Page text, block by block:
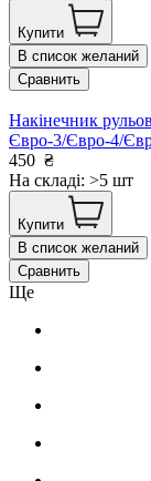
Купити
В список желаний
Сравнить
Накінечник
Євро-3/Євро-4/
450 ₴
На складі: >5 шт
Купити
В список желаний
Сравнить
Ще